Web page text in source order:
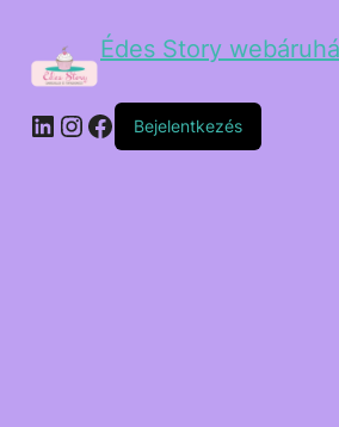
Édes Story
Bejelentkezés